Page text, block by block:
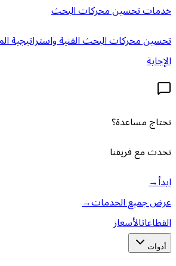
خدمات تحسين محركات البحث
تحسين محركات البحث الفنية
الإجابة
تحتاج مساعدة؟
تحدث مع فريقنا
ابدأ→
عرض جميع الخدمات→
القطاعاتالأسعار
أدوات